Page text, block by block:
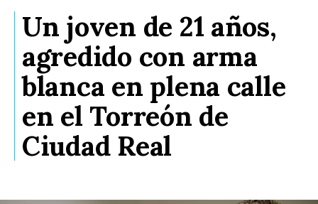
Un joven de 21 años,
agredido con arma
blanca en plena calle
en el Torreón de
Ciudad Real